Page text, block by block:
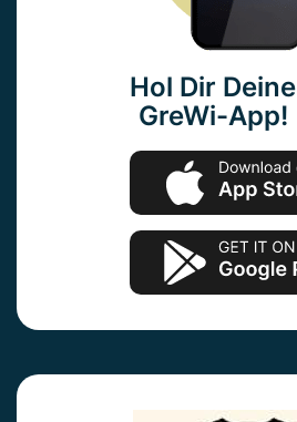
Hol Dir Deine
GreWi-App!